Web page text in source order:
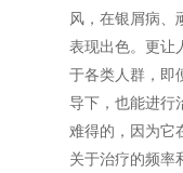
风，在银屑病、
表现出色。更让
于各类人群，即
导下，也能进行
难得的，因为它
关于治疗的频率